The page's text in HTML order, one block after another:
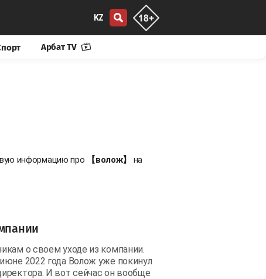
KZ
Арбат TV
информацию про 【волож】
на
о своем уходе из компании.
2022 года Волож уже покинул
И вот сейчас он вообще